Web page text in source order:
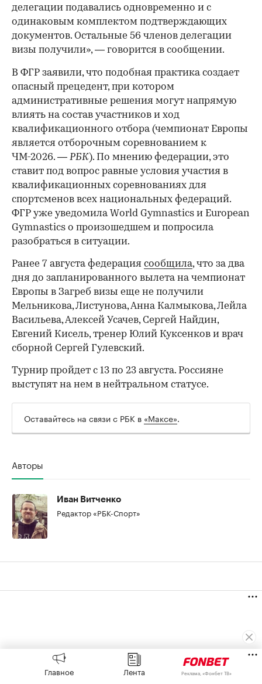
делегации подавались одновременно и с
одинаковым комплектом подтверждающих
документов. Остальные 56 членов делегации
визы получили», — говорится в сообщении.
00:00 / 00:00
В ФГР заявили, что подобная практика создает
опасный прецедент, при котором
административные решения могут напрямую
влиять на состав участников и ход
квалификационного отбора (чемпионат Европы
является отборочным соревнованием к
ЧМ-2026. — РБК). По мнению федерации, это
ставит под вопрос равные условия участия в
квалификационных соревнованиях для
спортсменов всех национальных федераций.
ФГР уже уведомила World Gymnastics и European
Gymnastics о произошедшем и попросила
разобраться в ситуации.
Ранее 7 августа федерация сообщила, что за два
дня до запланированного вылета на чемпионат
Европы в Загреб визы еще не получили
Мельникова, Листунова, Анна Калмыкова, Лейла
Васильева, Алексей Усачев, Сергей Найдин,
Евгений Кисель, тренер Юлий Куксенков и врач
сборной Сергей Гулевский.
Турнир пройдет с 13 по 23 августа. Россияне
выступят на нем в нейтральном статусе.
Оставайтесь на связи с РБК в «Максе».
Авторы
Иван Витченко
Редактор «РБК-Спорт»
Главное Лента Реклама, «Фонбет ТВ»